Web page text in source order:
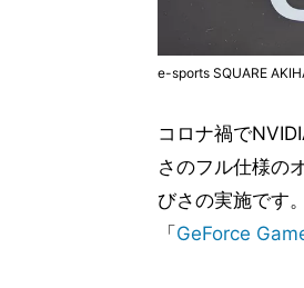
e-sports SQUARE
コロナ禍で
さのフル仕様の
びさの実施です
「 GeForce